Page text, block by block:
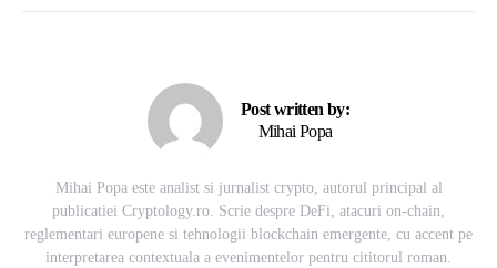
Post written by:
Mihai Popa
Mihai Popa este analist si jurnalist crypto, autorul principal al
publicatiei Cryptology.ro. Scrie despre DeFi, atacuri on-chain,
reglementari europene si tehnologii blockchain emergente, cu accent pe
interpretarea contextuala a evenimentelor pentru cititorul roman.